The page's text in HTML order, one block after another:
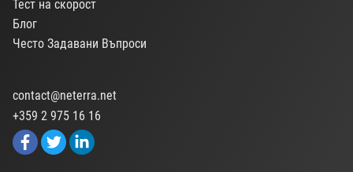
Тест на скорост
Блог
Често Задавани Въпроси
contact@neterra.net
+359 2 975 16 16